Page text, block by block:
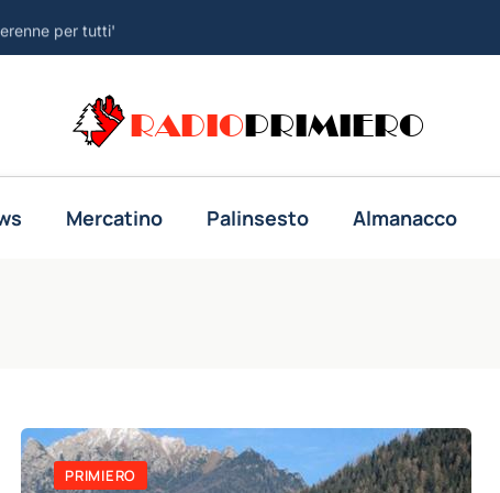
per tutti'
dopo false accuse a Scalfaro
in attesa dei dati Usa sul lavoro
RADIOPRIMIERO
Mercatino Palinsesto Almanacco
PRIMIERO